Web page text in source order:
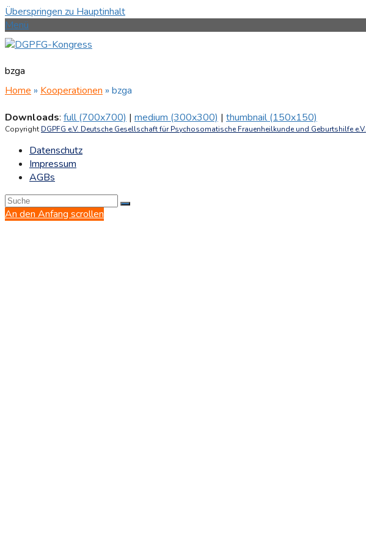
Überspringen zu Hauptinhalt
Menü
bzga
Home » Kooperationen » bzga
Downloads: full (700x700) | medium (300x300) | thumbnail (150x150)
Copyright DGPFG e.V. Deutsche Gesellschaft für Psychosomatische Frauenheilkunde und Geburtshilfe e.V.
Datenschutz
Impressum
AGBs
An den Anfang scrollen